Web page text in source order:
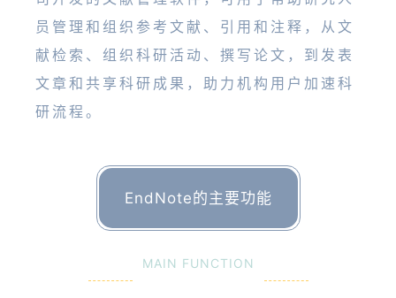
员管理和组织参考文献、引用和注释，从文
献检索、组织科研活动、撰写论文，到发表
文章和共享科研成果，助力机构用户加速科
研流程。
EndNote的主要功能
MAIN FUNCTION